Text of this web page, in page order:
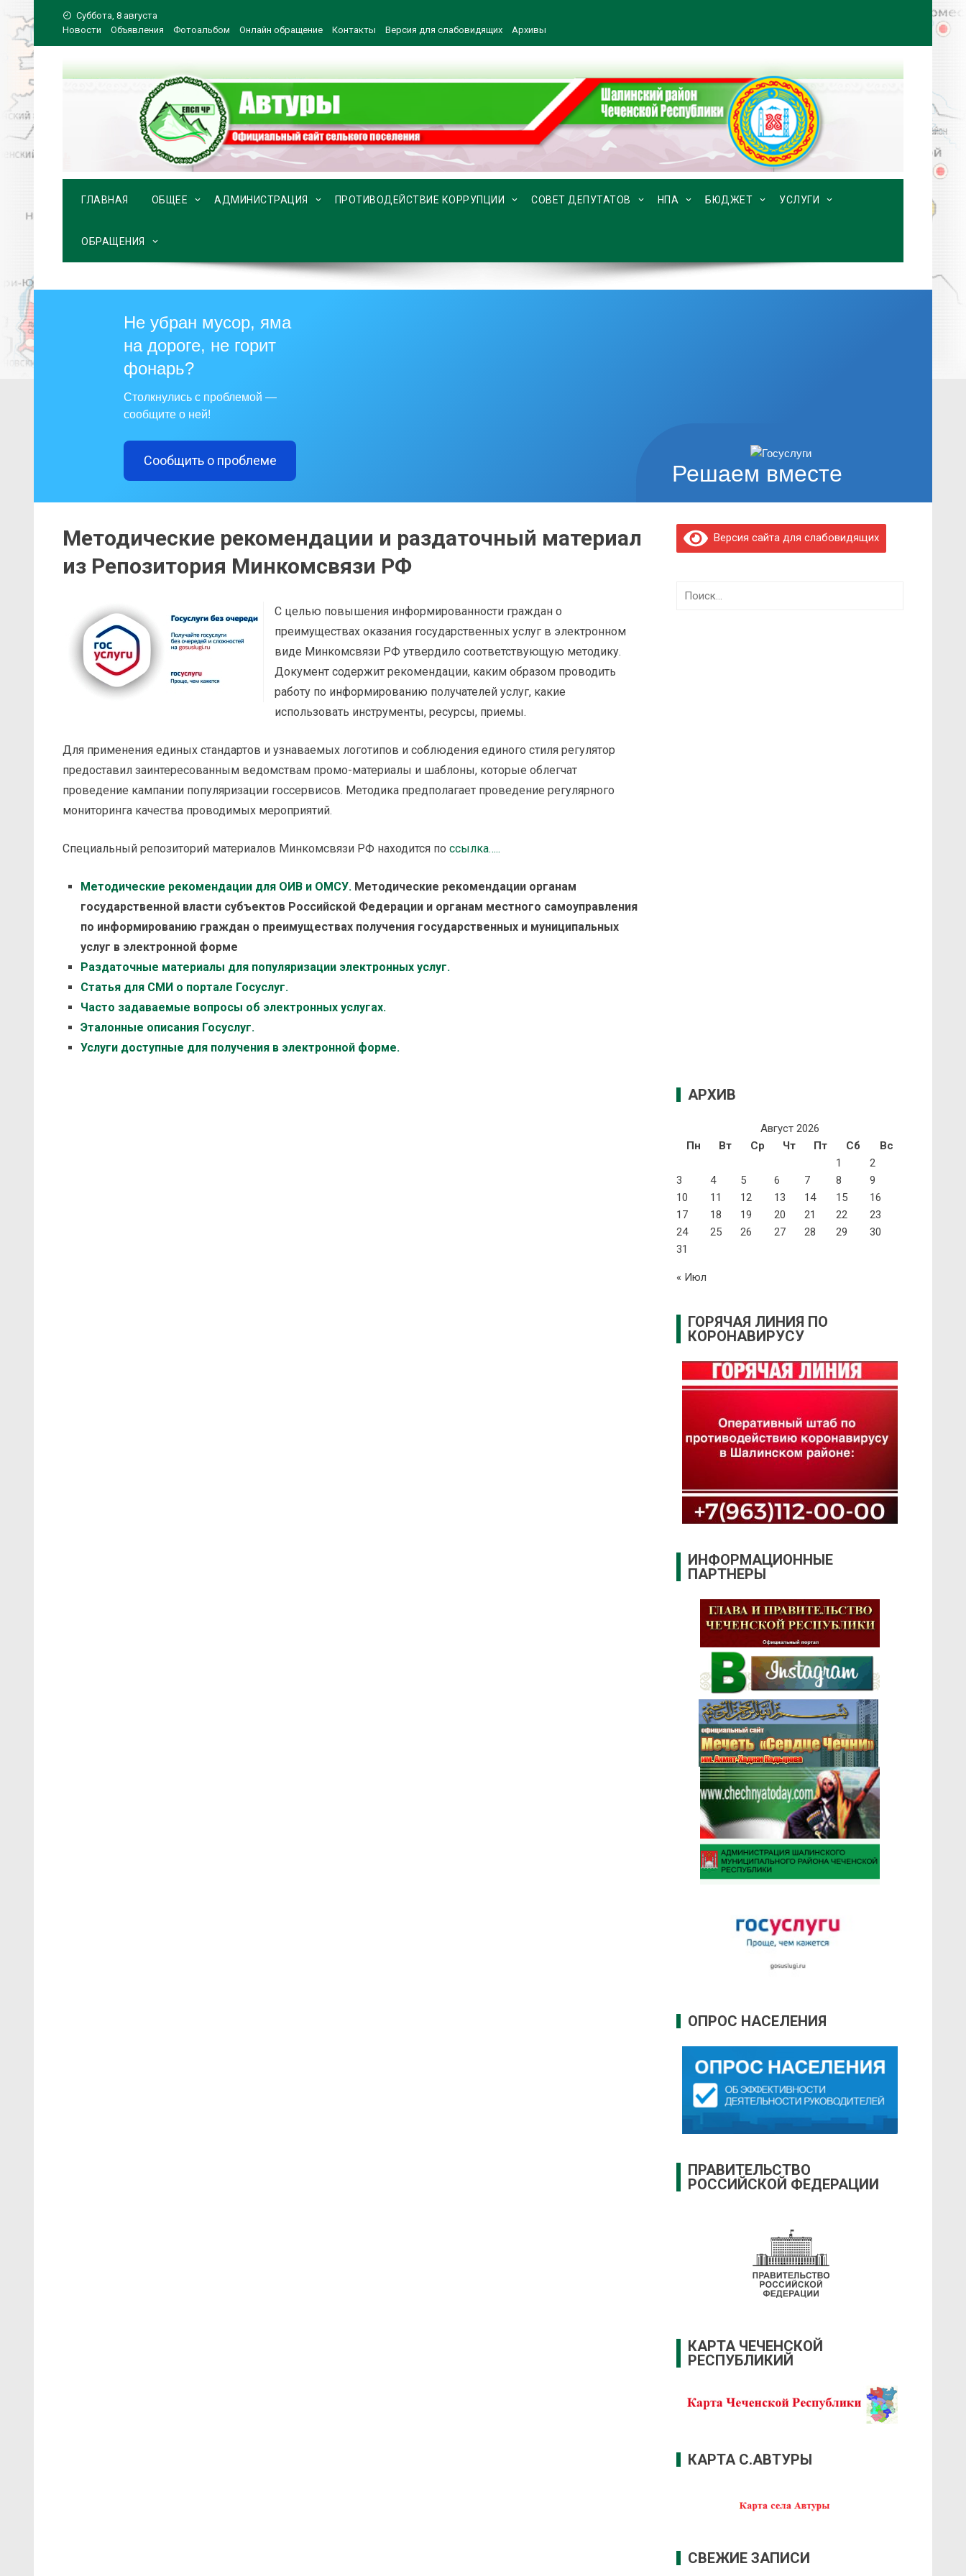
к
содержимому
Суббота, 8 августа
Новости
Объявления Фотоальбом Онлайн обращение Контакты Версия для слабовидящих Архивы
ГЛАВНАЯ ОБЩЕЕ АДМИНИСТРАЦИЯ ПРОТИВОДЕЙСТВИЕ КОРРУПЦИИ СОВЕТ ДЕПУТАТОВ НПА БЮДЖЕТ УСЛУГИ
ОБРАЩЕНИЯ
Решаем вместе
Не убран мусор, яма
на дороге, не горит
фонарь?
Столкнулись с проблемой —
сообщите о ней!
Сообщить о проблеме
Методические рекомендации и раздаточный материал
из Репозитория Минкомсвязи РФ
С целью повышения информированности граждан о
преимуществах оказания государственных услуг в электронном
виде Минкомсвязи РФ утвердило соответствующую методику.
Документ содержит рекомендации, каким образом проводить
работу по информированию получателей услуг, какие
использовать инструменты, ресурсы, приемы.
Для применения единых стандартов и узнаваемых логотипов и соблюдения единого стиля регулятор
предоставил заинтересованным ведомствам промо-материалы и шаблоны, которые облегчат
проведение кампании популяризации госсервисов. Методика предполагает проведение регулярного
мониторинга качества проводимых мероприятий.
Специальный репозиторий материалов Минкомсвязи РФ находится по ссылка…..
Методические рекомендации для ОИВ и ОМСУ. Методические рекомендации органам
государственной власти субъектов Российской Федерации и органам местного самоуправления
по информированию граждан о преимуществах получения государственных и муниципальных
услуг в электронной форме
Раздаточные материалы для популяризации электронных услуг.
Статья для СМИ о портале Госуслуг.
Часто задаваемые вопросы об электронных услугах.
Эталонные описания Госуслуг.
Услуги доступные для получения в электронной форме.
Версия сайта для слабовидящих
Найти:
АРХИВ
Август 2026
Пн
Вт Ср Чт Пт Сб
Вс
1
2
3
4 5 6 7 8
9
10
11 12 13 14 15
16
17
18 19 20 21 22
23
24
25 26 27 28 29
30
31
« Июл
ГОРЯЧАЯ ЛИНИЯ ПО
КОРОНАВИРУСУ
ИНФОРМАЦИОННЫЕ
ПАРТНЕРЫ
ОПРОС НАСЕЛЕНИЯ
ПРАВИТЕЛЬСТВО
РОССИЙСКОЙ ФЕДЕРАЦИИ
КАРТА ЧЕЧЕНСКОЙ
РЕСПУБЛИКИЙ
КАРТА С.АВТУРЫ
СВЕЖИЕ ЗАПИСИ